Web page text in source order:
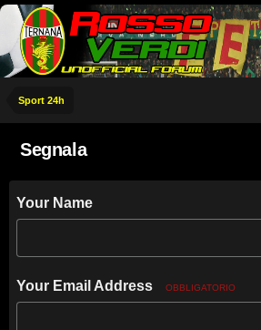
Sport 24h
Segnala
Your Name
Your Email Address OBBLIGATORIO